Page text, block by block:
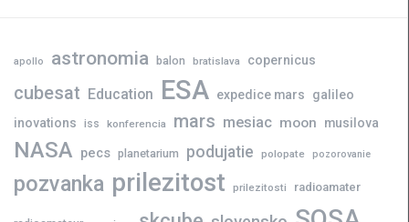
apollo astronomia balon bratislava copernicus
cubesat Education ESA expedice mars
galileo
inovations iss konferencia mars mesiac moon musilova
NASA pecs planetarium podujatie polopate pozorovanie
pozvanka prilezitost prilezitosti radioamater